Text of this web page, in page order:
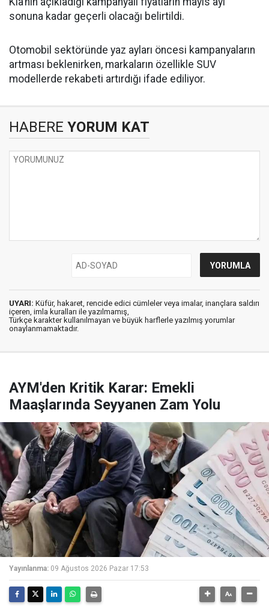
sonuna kadar geçerli olacağı belirtildi.
Otomobil sektöründe yaz ayları öncesi kampanyaların
artması beklenirken, markaların özellikle SUV
modellerde rekabeti artırdığı ifade ediliyor.
HABERE YORUM KAT
UYARI: Küfür, hakaret, rencide edici cümleler veya imalar, inançlara saldırı
içeren, imla kuralları ile yazılmamış,
Türkçe karakter kullanılmayan ve büyük harflerle yazılmış yorumlar
onaylanmamaktadır.
AYM'den Kritik Karar: Emekli
Maaşlarında Seyyanen Zam Yolu
Yayınlanma: 09 Ağustos 2026 Pazar 17:53